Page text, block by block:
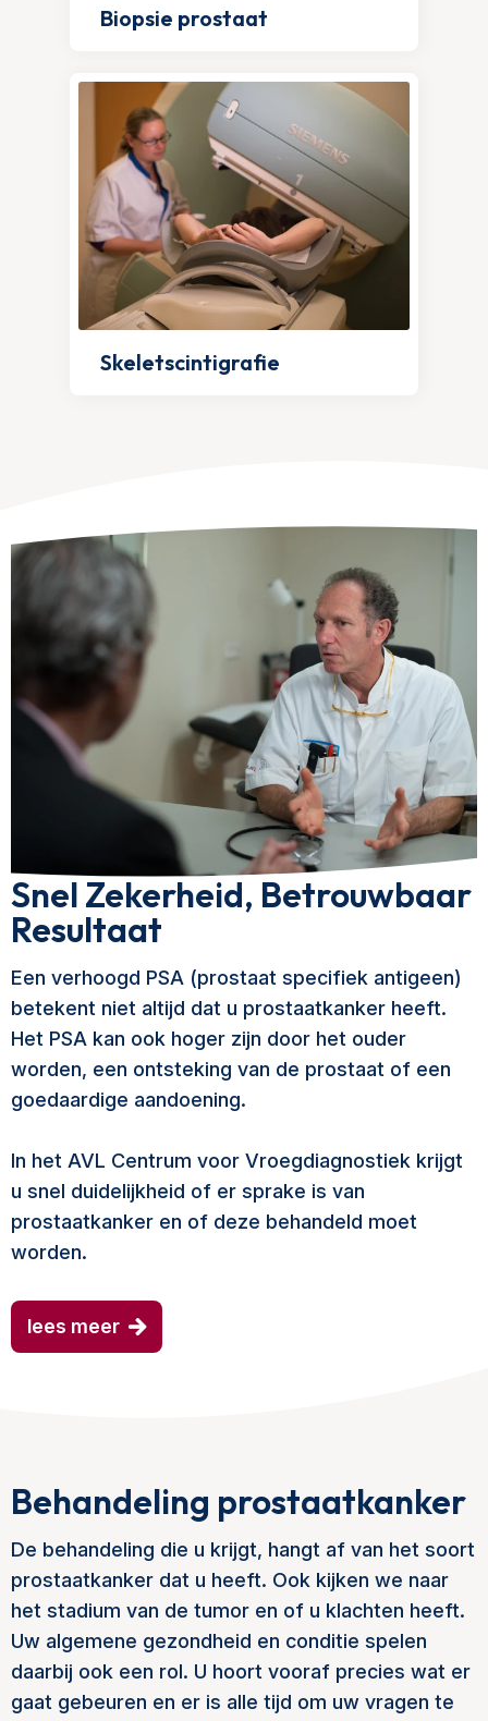
Biopsie prostaat
Skeletscintigrafie
Snel Zekerheid, Betrouwbaar
Resultaat
Een verhoogd PSA (prostaat specifiek antigeen)
betekent niet altijd dat u prostaatkanker heeft.
Het PSA kan ook hoger zijn door het ouder
worden, een ontsteking van de prostaat of een
goedaardige aandoening.
In het AVL Centrum voor Vroegdiagnostiek krijgt
u snel duidelijkheid of er sprake is van
prostaatkanker en of deze behandeld moet
worden.
lees meer
Behandeling prostaatkanker
De behandeling die u krijgt, hangt af van het soort
prostaatkanker dat u heeft. Ook kijken we naar
het stadium van de tumor en of u klachten heeft.
Uw algemene gezondheid en conditie spelen
daarbij ook een rol. U hoort vooraf precies wat er
gaat gebeuren en er is alle tijd om uw vragen te